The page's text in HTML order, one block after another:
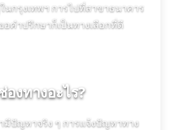
นกรุงเทพฯ การไปที่สาขาธนาคาร
อคำปรึกษาก็เป็นทางเลือกที่ดี
งทางอะไร?
ปัญหาจริง ๆ การแจ้งปัญหาทาง